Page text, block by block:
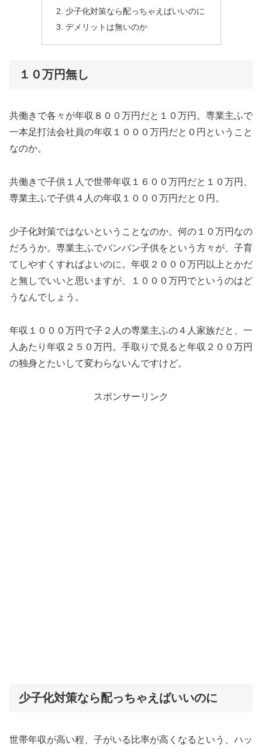
少子化対策なら配っちゃえばいいのに
デメリットは無いのか
１０万円無し
共働きで各々が年収８００万円だと１０万円。専業主ふで
一本足打法会社員の年収１０００万円だと０円ということ
なのか。
共働きで子供１人で世帯年収１６００万円だと１０万円、
専業主ふで子供４人の年収１０００万円だと０円。
少子化対策ではないということなのか。何の１０万円なの
だろうか。専業主ふでバンバン子供をという方々が、子育
てしやすくすればよいのに。年収２０００万円以上とかだ
と無しでいいと思いますが、１０００万円でというのはど
うなんでしょう。
年収１０００万円で子２人の専業主ふの４人家族だと、一
人あたり年収２５０万円。手取りで見ると年収２００万円
の独身とたいして変わらないんですけど。
スポンサーリンク
少子化対策なら配っちゃえばいいのに
世帯年収が高い程、子がいる比率が高くなるという、ハッ